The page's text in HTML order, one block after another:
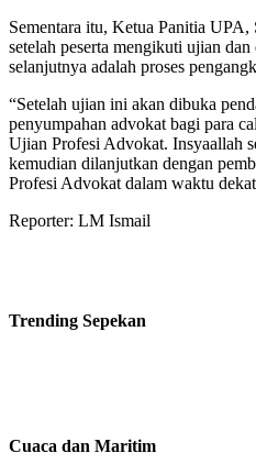
Sementara itu, Ketua Panitia
setelah peserta mengikuti ujian
selanjutnya adalah proses
“Setelah ujian ini akan dibuka
penyumpahan advokat bagi para
Ujian Profesi Advokat. Insyaallah
kemudian dilanjutkan dengan
Profesi Advokat dalam waktu
Reporter: LM Ismail
Trending Sepekan
Cuaca dan Maritim